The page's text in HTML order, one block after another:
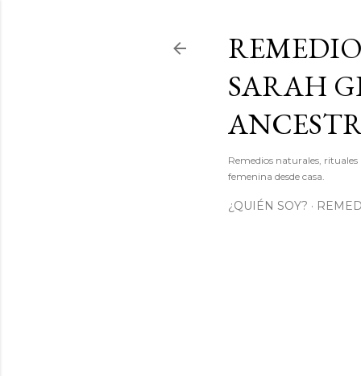
SARAH
Remedios naturales,
femenina desde casa.
¿QUIÉN SOY?